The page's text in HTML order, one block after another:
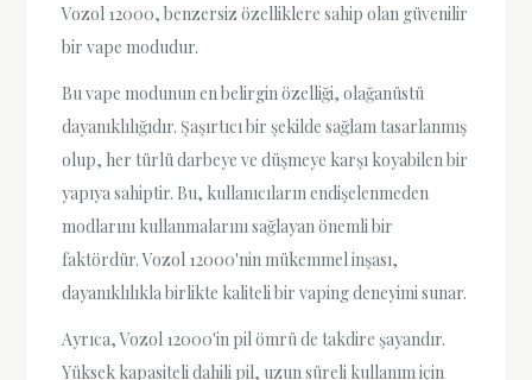
Vozol 12000, benzersiz özelliklere sahip olan güvenilir
bir vape modudur.
Bu vape modunun en belirgin özelliği, olağanüstü
dayanıklılığıdır. Şaşırtıcı bir şekilde sağlam tasarlanmış
olup, her türlü darbeye ve düşmeye karşı koyabilen bir
yapıya sahiptir. Bu, kullanıcıların endişelenmeden
modlarını kullanmalarını sağlayan önemli bir
faktördür. Vozol 12000'nin mükemmel inşası,
dayanıklılıkla birlikte kaliteli bir vaping deneyimi sunar.
Ayrıca, Vozol 12000'in pil ömrü de takdire şayandır.
Yüksek kapasiteli dahili pil, uzun süreli kullanım için